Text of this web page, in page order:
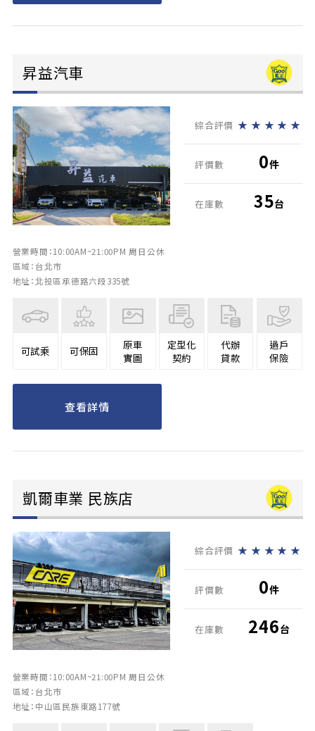
昇益汽車
營業時間：10:00AM~21:00PM 周日公休
區域：台北市
地址：北投區承德路六段335號
綜合評價 ★ ★ ★ ★ ★
評價數 0件
在庫數 35台
可試乘 可保固
原車
實圖
定型化
契約
代辦
貸款
過戶
保險
查看詳情
凱爾車業 民族店
營業時間：10:00AM~21:00PM 周日公休
區域：台北市
地址：中山區民族東路177號
綜合評價 ★ ★ ★ ★ ★
評價數 0件
在庫數 246台